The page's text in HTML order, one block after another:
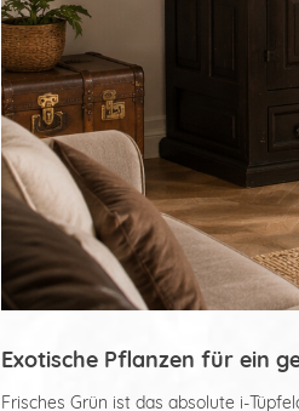
Exotische Pflanzen für ein
Frisches Grün ist das absolute i-